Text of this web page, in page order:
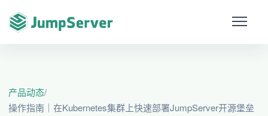
产品动态/
操作指南｜在Kubernetes集群上快速部署JumpServer开源堡垒